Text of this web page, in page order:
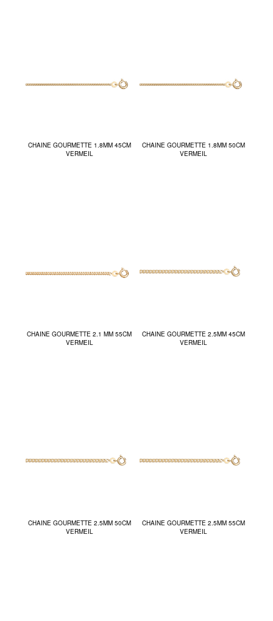
CHAINE GOURMETTE 1.8MM 45CM
VERMEIL
CHAINE GOURMETTE 1.8MM 50CM
VERMEIL
CHAINE GOURMETTE 2.1 MM 55CM
VERMEIL
CHAINE GOURMETTE 2.5MM 45CM
VERMEIL
CHAINE GOURMETTE 2.5MM 50CM
VERMEIL
CHAINE GOURMETTE 2.5MM 55CM
VERMEIL